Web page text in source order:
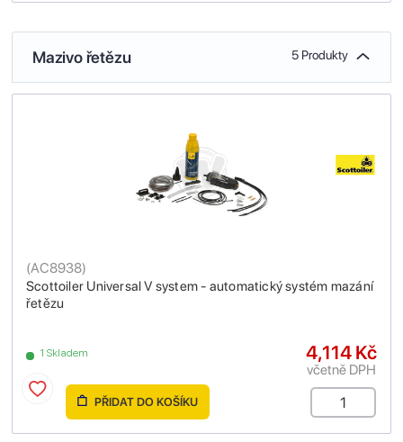
Mazivo řetězu 5 Produkty
Scottoiler Universal V system - automatický systém mazání
řetězu
(AC8938)
1 Skladem 4,114 Kč
včetně DPH
PŘIDAT DO KOŠÍKU